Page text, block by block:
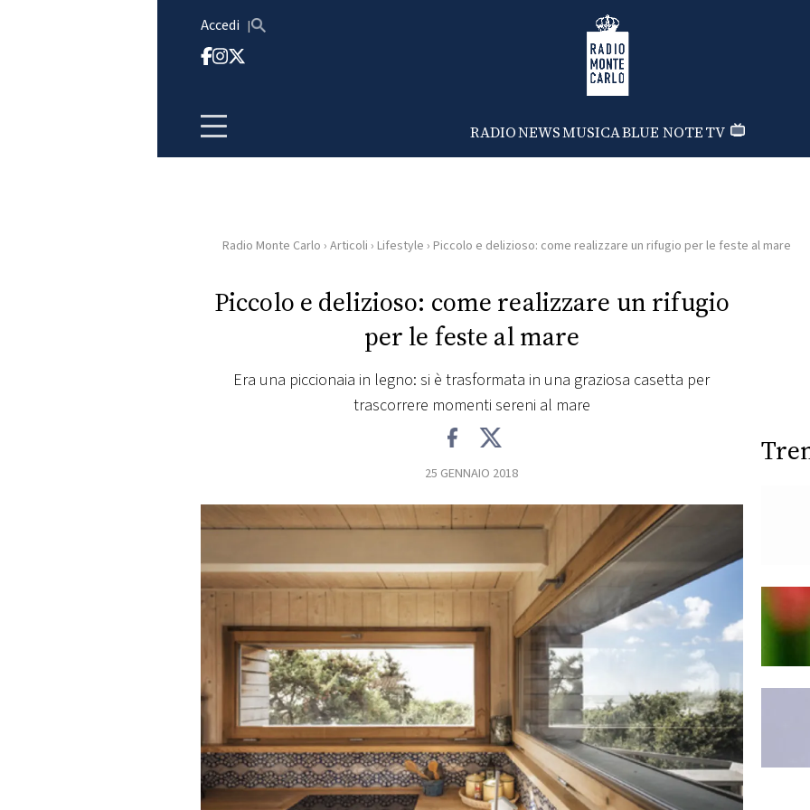
Accedi Radio Monte Carlo
RADIONEWSMUSICABLUE NOTETV
HOME
RADIO
RADIO
FOTO
CONCORSI
EVENTI
VIDEO
TV
PRINCIPATO
Radio Monte Carlo › Articoli › Lifestyle › Piccolo e delizioso: come realizzare un rifugio per le feste al mare
Piccolo e delizioso: come realizzare un rifugio
per le feste al mare
Era una piccionaia in legno: si è trasformata in una graziosa casetta per
trascorrere momenti sereni al mare
25 GENNAIO 2018